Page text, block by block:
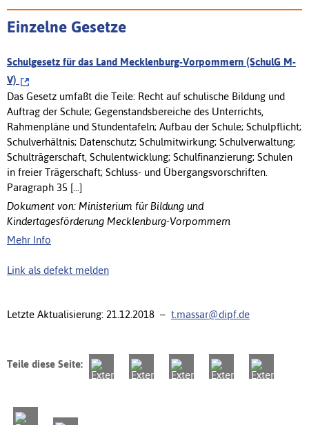
Einzelne Gesetze
Schulgesetz für das Land Mecklenburg-Vorpommern (SchulG M-
V)
Das Gesetz umfaßt die Teile: Recht auf schulische Bildung und
Auftrag der Schule; Gegenstandsbereiche des Unterrichts,
Rahmenpläne und Stundentafeln; Aufbau der Schule; Schulpflicht;
Schulverhältnis; Datenschutz; Schulmitwirkung; Schulverwaltung;
Schulträgerschaft, Schulentwicklung; Schulfinanzierung; Schulen
in freier Trägerschaft; Schluss- und Übergangsvorschriften.
Paragraph 35 [...]
Dokument von: Ministerium für Bildung und
Kindertagesförderung Mecklenburg-Vorpommern
Mehr Info
Link als defekt melden
Letzte Aktualisierung: 21.12.2018 – t.massar@dipf.de
Teile diese Seite: